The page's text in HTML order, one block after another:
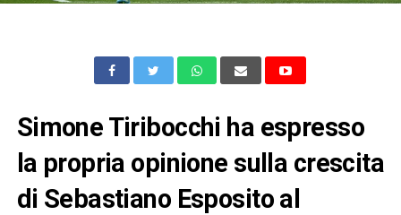
Simone Tiribocchi ha espresso
la propria opinione sulla crescita
di Sebastiano Esposito al